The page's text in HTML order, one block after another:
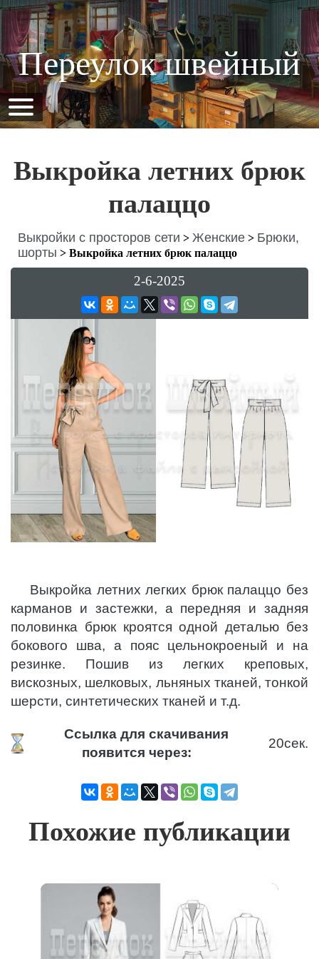
Переулок швейный
Выкройка летних брюк
палаццо
Выкройки с просторов сети > Женские > Брюки,
шорты > Выкройка летних брюк палаццо
2-6-2025
Выкройка летних легких брюк палаццо без
карманов и застежки, а передняя и задняя
половинка брюк кроятся одной деталью без
бокового шва, а пояс цельнокроеный и на
резинке. Пошив из легких креповых,
вискозных, шелковых, льняных тканей, тонкой
шерсти, синтетических тканей и т.д.
Ссылка для скачивания
появится через:
20сек.
Похожие публикации